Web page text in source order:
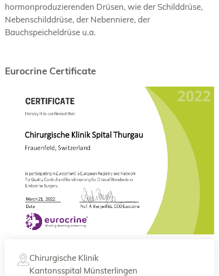
hormonproduzierenden Drüsen, wie der Schilddrüse,
Nebenschilddrüse, der Nebenniere, der
Bauchspeicheldrüse u.a.
Eurocrine Certificate
Chirurgische Klinik
Kantonsspital Münsterlingen